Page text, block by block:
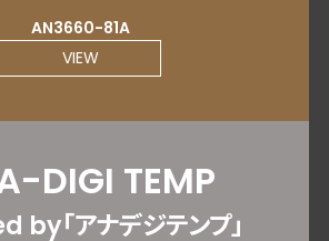
AN3660-81A
VIEW
DIGI TEMP
「アナデジテンプ」